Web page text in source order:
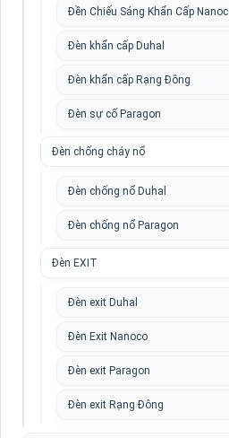
Đền Chiếu Sáng Khẩn Cấp
Đèn khẩn cấp Duhal
Đèn khẩn cấp Rạng Đông
Đèn sự cố Paragon
Đèn chống cháy nổ
Đèn chống nổ Duhal
Đèn chống nổ Paragon
Đèn EXIT
Đèn exit Duhal
Đèn Exit Nanoco
Đèn exit Paragon
Đèn exit Rạng Đông